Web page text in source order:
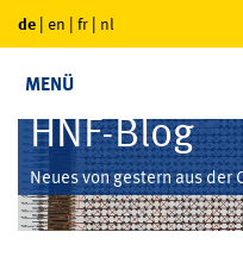
de | en | fr | nl
MENÜ
HNF-Blog
Neues von gestern aus